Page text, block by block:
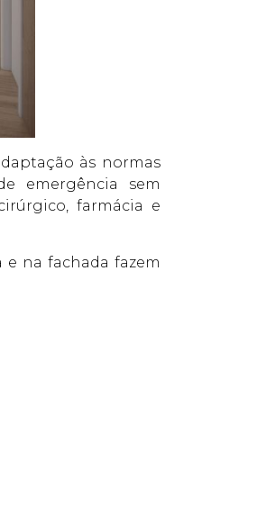
às normas
emergência sem
farmácia e
na fachada fazem